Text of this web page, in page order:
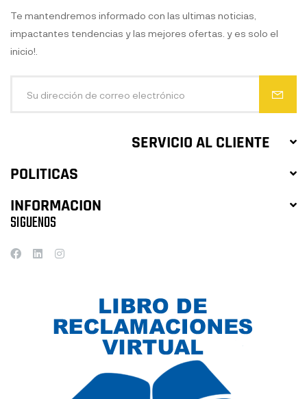
SERVICIO AL CLIENTE
POLITICAS
INFORMACION
Te mantendremos informado con las ultimas noticias,
impactantes tendencias y las mejores ofertas. y es solo el
inicio!.
SIGUENOS